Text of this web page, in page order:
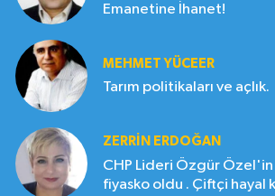
Emanetine İhanet!
MEHMET YÜCEER
Tarım politikaları ve açlık.
ZERRIN ERDOĞAN
CHP Lideri Özgür Özel'in
fiyasko oldu . Çiftçi hayal